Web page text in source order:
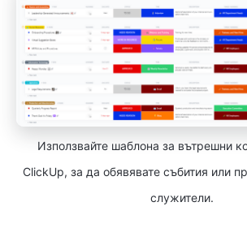
Използвайте шаблона за вътрешни
ClickUp, за да обявявате събития или
служители.